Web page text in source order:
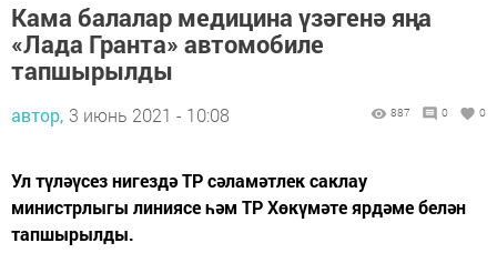
Кама балалар медицина үзәгенә яңа
«Лада Гранта» автомобиле
тапшырылды
автор, 3 июнь 2021 - 10:08 887 0 0
Ул түләүсез нигездә ТР сәламәтлек саклау
министрлыгы линиясе һәм ТР Хөкүмәте ярдәме белән
тапшырылды.